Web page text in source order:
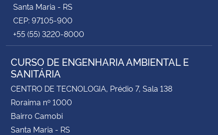
Santa Maria - RS
CEP: 97105-900
+55 (55) 3220-8000
CURSO DE ENGENHARIA AMBIENTAL E
SANITÁRIA
CENTRO DE TECNOLOGIA, Prédio 7, Sala 138
Roraima nº 1000
Bairro Camobi
Santa Maria - RS